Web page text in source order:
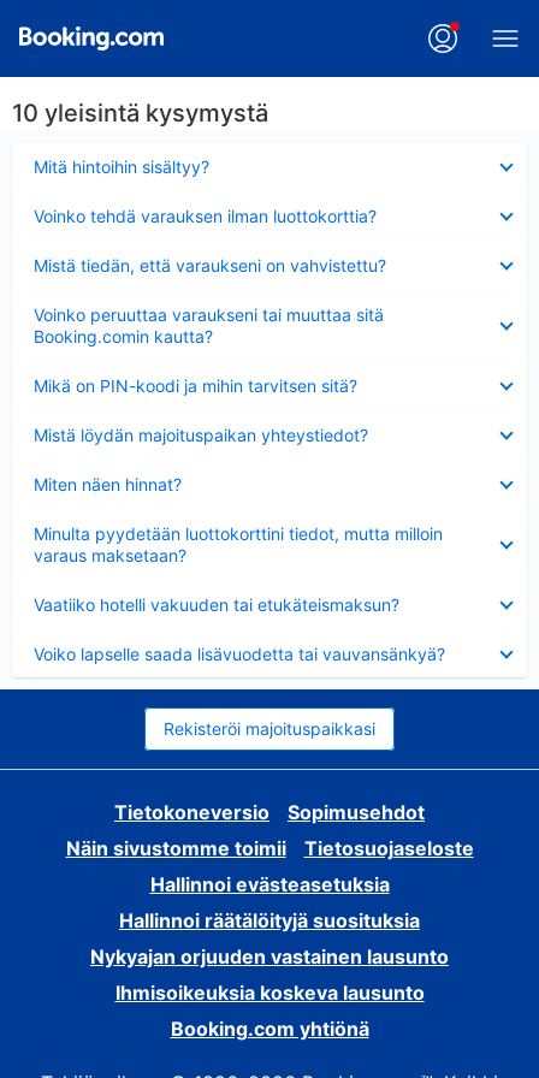
10 yleisintä kysymystä
Mitä hintoihin sisältyy?
Voinko tehdä varauksen ilman luottokorttia?
Mistä tiedän, että varaukseni on vahvistettu?
Voinko peruuttaa varaukseni tai muuttaa sitä
Booking.comin kautta?
Mikä on PIN-koodi ja mihin tarvitsen sitä?
Mistä löydän majoituspaikan yhteystiedot?
Miten näen hinnat?
Minulta pyydetään luottokorttini tiedot, mutta milloin
varaus maksetaan?
Vaatiiko hotelli vakuuden tai etukäteismaksun?
Voiko lapselle saada lisävuodetta tai vauvansänkyä?
Rekisteröi majoituspaikkasi
Tietokoneversio
Sopimusehdot
Näin sivustomme toimii
Tietosuojaseloste
Hallinnoi evästeasetuksia
Hallinnoi räätälöityjä suosituksia
Nykyajan orjuuden vastainen lausunto
Ihmisoikeuksia koskeva lausunto
Booking.com yhtiönä